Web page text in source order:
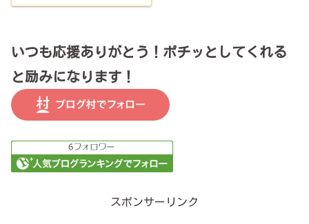
いつも応援ありがとう！ポチッとしてくれる
と励みになります！
スポンサーリンク